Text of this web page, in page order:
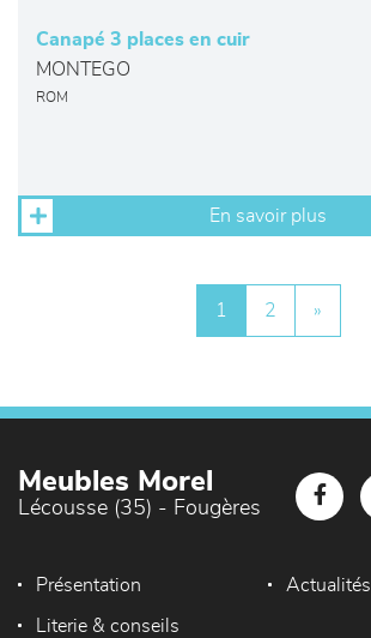
Canapé 3 places en cuir
MONTEGO
ROM
En savoir plus
1 2 »
Meubles Morel
Lécousse (35) - Fougères
Présentation Actualités
Literie & conseils